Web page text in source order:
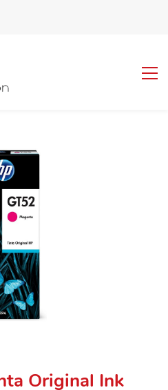
Original Ink